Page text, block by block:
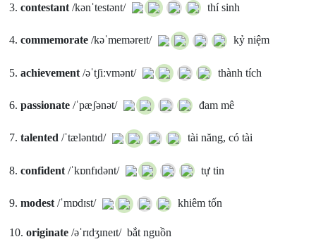
3.contestant /kənˈtestənt/ thí sinh
4.commemorate /kəˈmeməreɪt/ kỷ niệm
5.achievement /əˈtʃiːvmənt/ thành tích
6.passionate /ˈpæʃənət/ đam mê
7.talented /ˈtæləntɪd/ tài năng, có tài
8.confident /ˈkɒnfɪdənt/ tự tin
9.modest /ˈmɒdɪst/ khiêm tốn
10.originate /əˈrɪdʒɪneɪt/ bắt nguồn